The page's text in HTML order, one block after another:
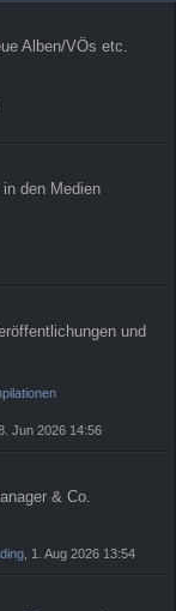
Alben/VÖs etc.
in den Medien
und
8. Jun 2026 14:56
& Co.
, 1. Aug 2026 13:54